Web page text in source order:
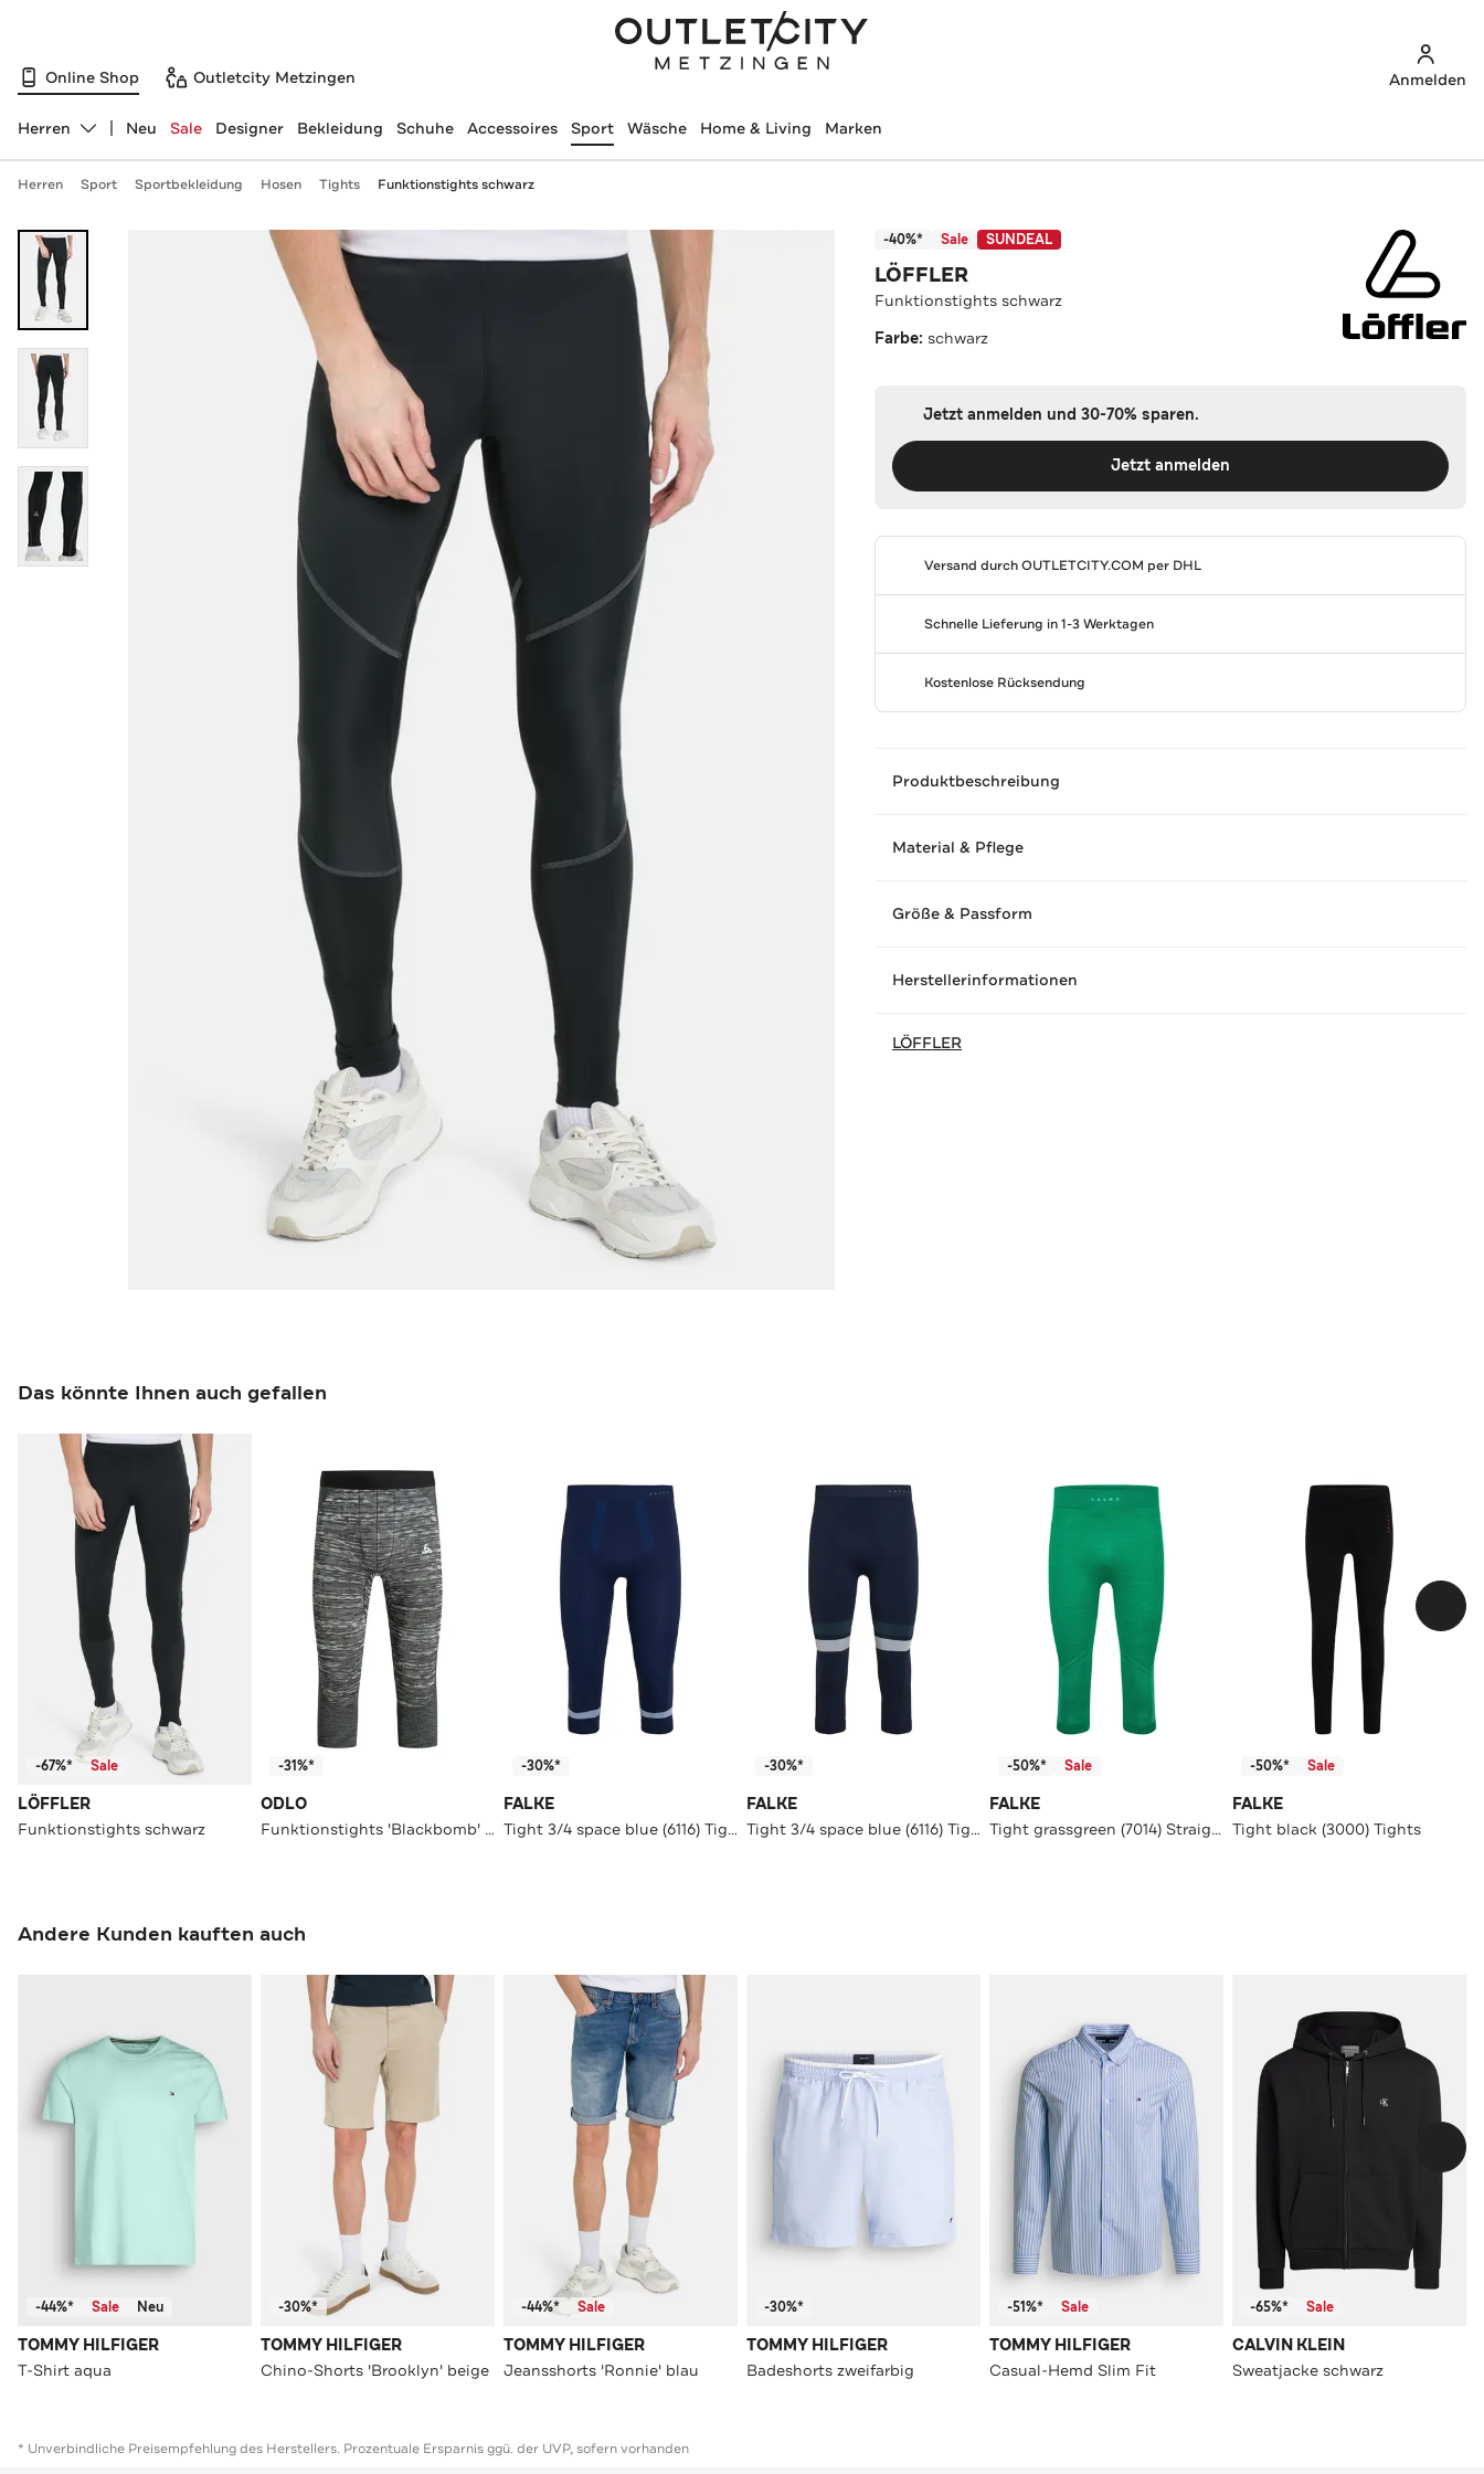
Online Shop Outletcity Metzingen Anmelden
Abteilung ändern, ausgewählt:
Herren Neu Sale Designer Bekleidung Schuhe Accessoires Sport Wäsche Home & Living Marken
Herren Sport Sportbekleidung Hosen Tights Funktionstights schwarz
-40%* Sale SUNDEAL
LÖFFLER
Funktionstights schwarz
Farbe: schwarz
Jetzt anmelden und 30-70% sparen.
Jetzt anmelden
Versand durchOUTLETCITY.COM per DHL
Schnelle Lieferung in 1-3 Werktagen
Kostenlose Rücksendung
Produktbeschreibung
Material & Pflege
Größe & Passform
Herstellerinformationen
LÖFFLER
Das könnte Ihnen auch gefallen
-67%* Sale
LÖFFLER
Funktionstights schwarz
-31%*
ODLO
Funktionstights 'Blackbomb' grau gemustert
-30%*
FALKE
Tight 3/4 space blue (6116) Tights
-30%*
FALKE
Tight 3/4 space blue (6116) Tights
-50%* Sale
FALKE
Tight grassgreen (7014) Straight
-50%* Sale
FALKE
Tight black (3000) Tights
Andere Kunden kauften auch
-44%* Sale Neu
TOMMY HILFIGER
T-Shirt aqua
-30%*
TOMMY HILFIGER
Chino-Shorts 'Brooklyn' beige
-44%* Sale
TOMMY HILFIGER
Jeansshorts 'Ronnie' blau
-30%*
TOMMY HILFIGER
Badeshorts zweifarbig
-51%* Sale
TOMMY HILFIGER
Casual-Hemd Slim Fit
-65%* Sale
CALVIN KLEIN
Sweatjacke schwarz
* Unverbindliche Preisempfehlung des Herstellers. Prozentuale Ersparnis ggü. der UVP, sofern vorhanden